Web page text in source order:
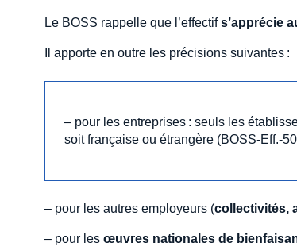
Le BOSS rappelle que l’effectifs’apprécie
Il apporte en outre les précisions suivantes :
– pour les entreprises : seuls les
soit française ou étrangère (BOSS-Eff.-
– pour les autres employeurs (collectivités,
– pour les œuvres nationales de